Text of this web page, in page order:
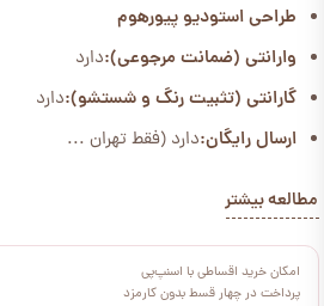
طراحی استودیو پیورهوم
وارانتی (ضمانت مرجوعی):دارد
گارانتی (تثبیت رنگ و شستشو):دارد
ارسال رایگان:دارد (فقط تهران ...
مطالعه بیشتر
امکان خرید اقساطی با اسنپ‌پی
پرداخت در چهار قسط بدون کارمزد